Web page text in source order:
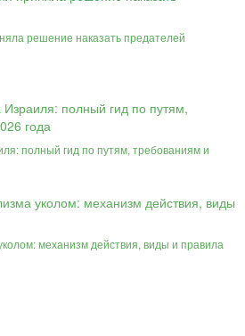
решение наказать предателей
полный гид по путям, требованиям и
механизм действия, виды и правила